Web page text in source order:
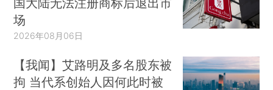
场
2026年08月06日
【我闻】艾路明及多名股东被
拘 当代系创始人因何此时被